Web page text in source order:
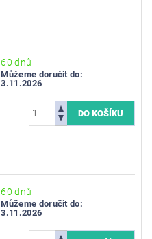
60 dnů
Můžeme doručit do:
3.11.2026
60 dnů
Můžeme doručit do:
3.11.2026